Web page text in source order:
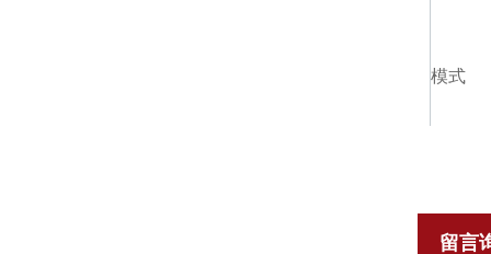
模式
留言